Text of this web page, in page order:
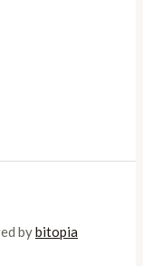
bybitopia